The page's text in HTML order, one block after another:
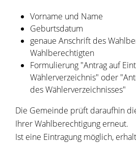
Vorname und Name
Geburtsdatum
genaue Anschrift des
Wahlberechtigten
Formulierung "Antrag auf
Wählerverzeichnis" oder
des Wählerverzeichnisses"
Die Gemeinde prüft daraufhin
Ihrer Wahlberechtigung erneut.
Ist eine Eintragung möglich,